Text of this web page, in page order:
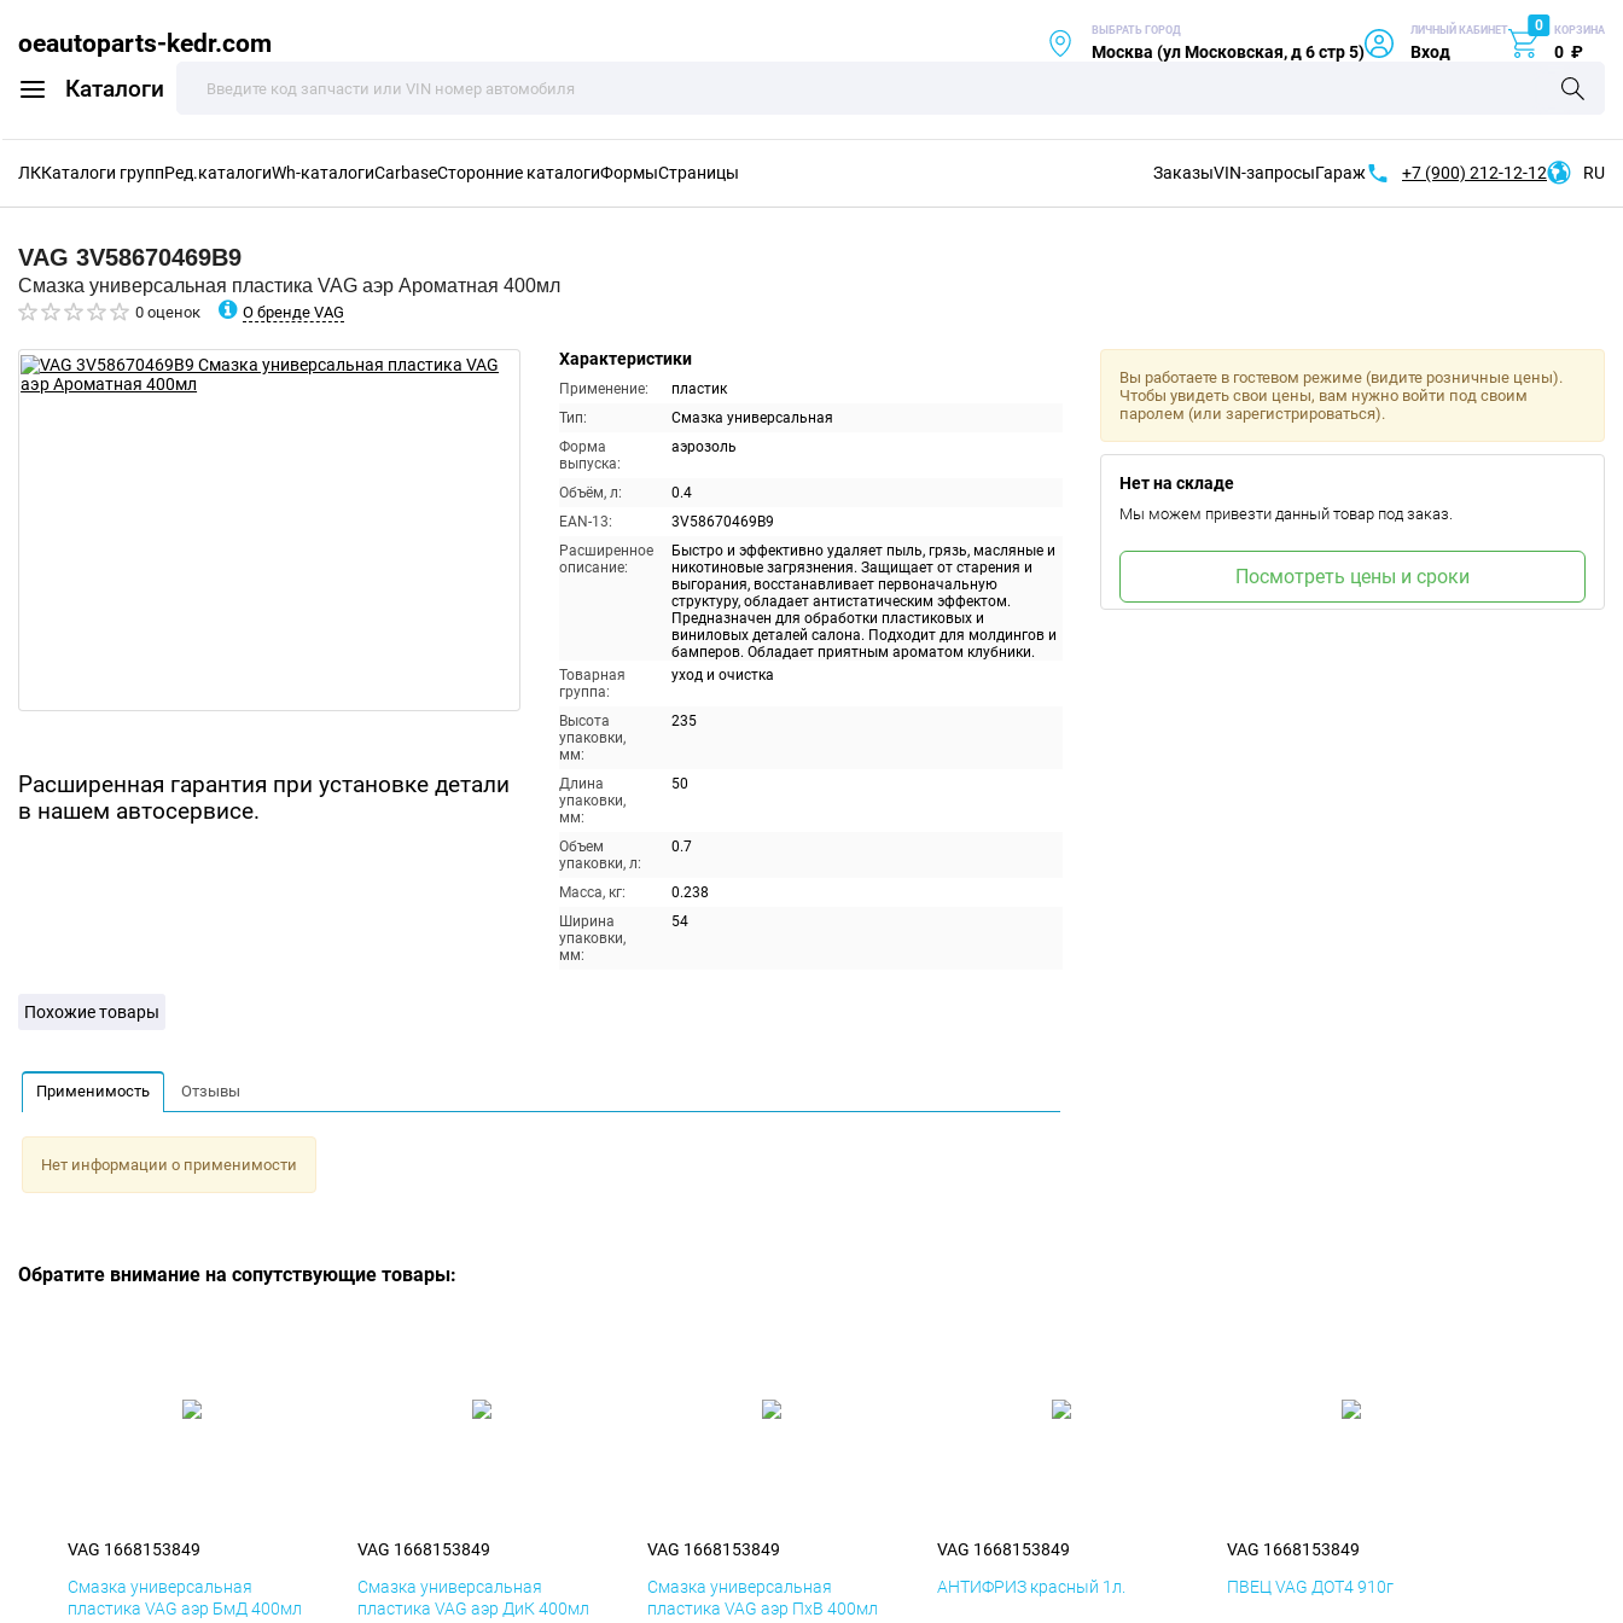
oeautoparts-kedr.com
Каталоги
ВЫБРАТЬ ГОРОД
Москва (ул Московская, д 6 стр 5)
ЛИЧНЫЙ КАБИНЕТ
Вход
0 КОРЗИНА
0 ₽
ЛККаталоги группРед.каталогиWh-каталогиCarbaseСторонние каталогиФормыСтраницы ЗаказыVIN-запросыГараж +7 (900) 212-12-12 RU
VAG 3V58670469B9
Смазка универсальная пластика VAG аэр Ароматная 400мл
0 оценок О бренде VAG
Расширенная гарантия при установке детали
в нашем автосервисе.
Характеристики
Применение:
пластик
Тип:
Смазка универсальная
Форма
выпуска:
аэрозоль
Объём, л:
0.4
EAN-13:
3V58670469B9
Расширенное
описание:
Быстро и эффективно удаляет пыль, грязь, масляные и
никотиновые загрязнения. Защищает от старения и
выгорания, восстанавливает первоначальную
структуру, обладает антистатическим эффектом.
Предназначен для обработки пластиковых и
виниловых деталей салона. Подходит для молдингов и
бамперов. Обладает приятным ароматом клубники.
Товарная
группа:
уход и очистка
Высота
упаковки,
мм:
235
Длина
упаковки,
мм:
50
Объем
упаковки, л:
0.7
Масса, кг:
0.238
Ширина
упаковки,
мм:
54
Вы работаете в гостевом режиме (видите розничные цены).
Чтобы увидеть свои цены, вам нужно войти под своим
паролем (или зарегистрироваться).
Нет на складе
Мы можем привезти данный товар под заказ.
Посмотреть цены и сроки
Похожие товары
Применимость Отзывы
Нет информации о применимости
Обратите внимание на сопутствующие товары:
VAG 1668153849
Смазка универсальная
пластика VAG аэр БмД 400мл
VAG 1668153849
Смазка универсальная
пластика VAG аэр ДиК 400мл
VAG 1668153849
Смазка универсальная
пластика VAG аэр ПхВ 400мл
VAG 1668153849
АНТИФРИЗ красный 1л.
VAG 1668153849
ПВЕЦ VAG ДОТ4 910г